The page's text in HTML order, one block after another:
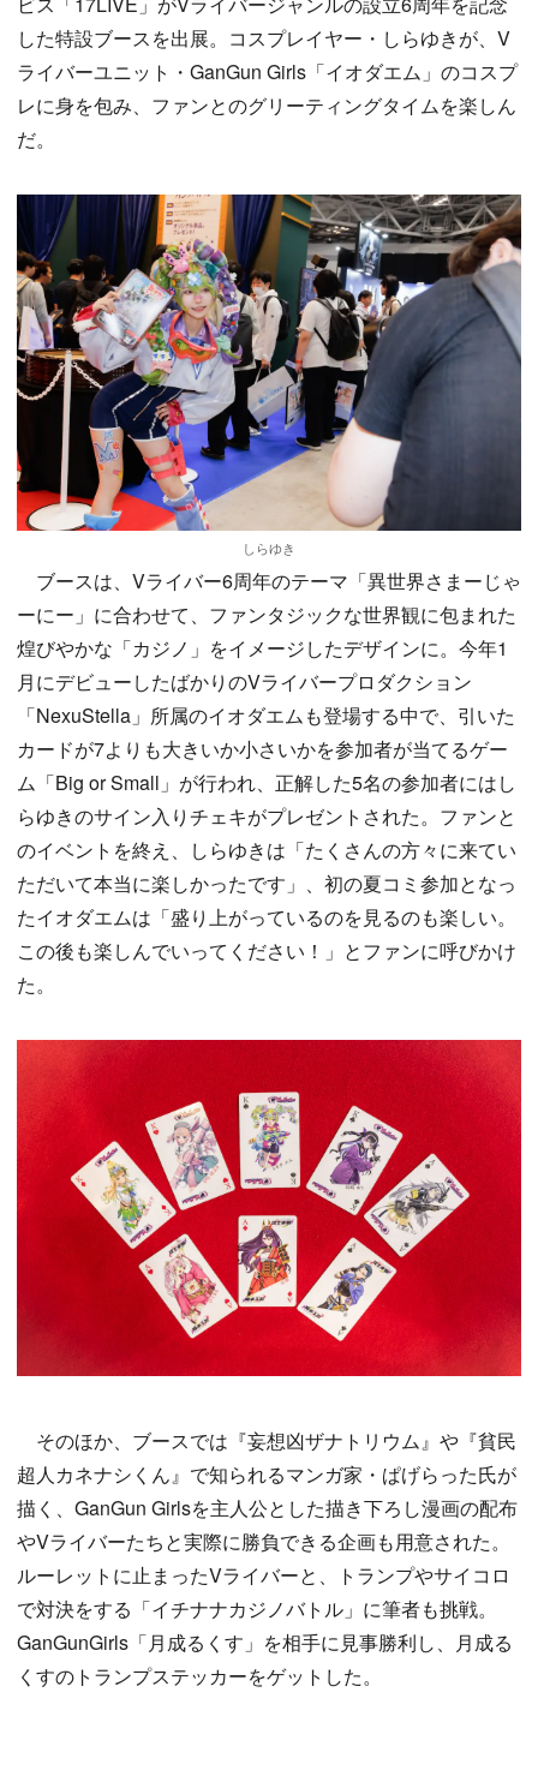
した特設ブースを出展。コスプレイヤー・しらゆきが、V
ライバーユニット・GanGun Girls「イオダエム」のコスプ
レに身を包み、ファンとのグリーティングタイムを楽しん
だ。
しらゆき
ブースは、Vライバー6周年のテーマ「異世界さまーじゃ
ーにー」に合わせて、ファンタジックな世界観に包まれた
煌びやかな「カジノ」をイメージしたデザインに。今年1
月にデビューしたばかりのVライバープロダクション
「NexuStella」所属のイオダエムも登場する中で、引いた
カードが7よりも大きいか小さいかを参加者が当てるゲー
ム「Big or Small」が行われ、正解した5名の参加者にはし
らゆきのサイン入りチェキがプレゼントされた。ファンと
のイベントを終え、しらゆきは「たくさんの方々に来てい
ただいて本当に楽しかったです」、初の夏コミ参加となっ
たイオダエムは「盛り上がっているのを見るのも楽しい。
この後も楽しんでいってください！」とファンに呼びかけ
た。
そのほか、ブースでは『妄想凶ザナトリウム』や『貧民
超人カネナシくん』で知られるマンガ家・ぱげらった氏が
描く、GanGun Girlsを主人公とした描き下ろし漫画の配布
やVライバーたちと実際に勝負できる企画も用意された。
ルーレットに止まったVライバーと、トランプやサイコロ
で対決をする「イチナナカジノバトル」に筆者も挑戦。
GanGunGirls「月成るくす」を相手に見事勝利し、月成る
くすのトランプステッカーをゲットした。